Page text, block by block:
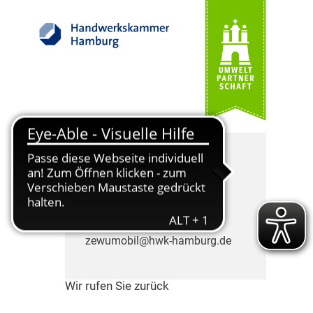
Die ZEWUmobil Berater
freuen sich auf Ihren Anruf.
Telefon: 040 35905-505
zewumobil@hwk-hamburg.de
Wir rufen Sie zurück